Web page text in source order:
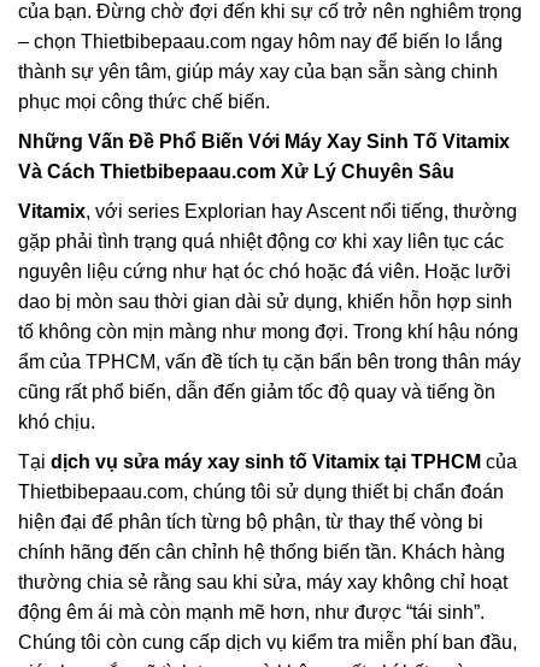
của bạn. Đừng chờ đợi đến khi sự cố trở nên nghiêm trọng
– chọn Thietbibepaau.com ngay hôm nay để biến lo lắng
thành sự yên tâm, giúp máy xay của bạn sẵn sàng chinh
phục mọi công thức chế biến.
Những Vấn Đề Phổ Biến Với Máy Xay Sinh Tố Vitamix
Và Cách Thietbibepaau.com Xử Lý Chuyên Sâu
Vitamix, với series Explorian hay Ascent nổi tiếng, thường
gặp phải tình trạng quá nhiệt động cơ khi xay liên tục các
nguyên liệu cứng như hạt óc chó hoặc đá viên. Hoặc lưỡi
dao bị mòn sau thời gian dài sử dụng, khiến hỗn hợp sinh
tố không còn mịn màng như mong đợi. Trong khí hậu nóng
ẩm của TPHCM, vấn đề tích tụ cặn bẩn bên trong thân máy
cũng rất phổ biến, dẫn đến giảm tốc độ quay và tiếng ồn
khó chịu.
Tại dịch vụ sửa máy xay sinh tố Vitamix tại TPHCM của
Thietbibepaau.com, chúng tôi sử dụng thiết bị chẩn đoán
hiện đại để phân tích từng bộ phận, từ thay thế vòng bi
chính hãng đến cân chỉnh hệ thống biến tần. Khách hàng
thường chia sẻ rằng sau khi sửa, máy xay không chỉ hoạt
động êm ái mà còn mạnh mẽ hơn, như được “tái sinh”.
Chúng tôi còn cung cấp dịch vụ kiểm tra miễn phí ban đầu,